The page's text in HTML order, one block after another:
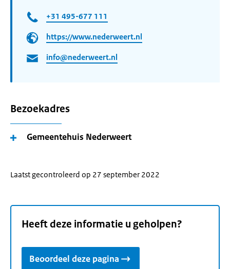
+31 495-677 111
https://www.nederweert.nl
info@nederweert.nl
Bezoekadres
Gemeentehuis Nederweert
Laatst gecontroleerd op 27 september 2022
Heeft deze informatie u geholpen?
Beoordeel deze pagina